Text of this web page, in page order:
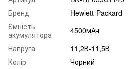
Бренд
Hewlett-Packard
Ємність
акумулятора
4500мАч
Напруга
11,2В-11,5В
Колір
Чорний